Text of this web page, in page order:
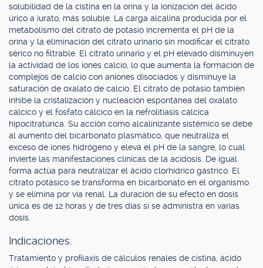
solubilidad de la cistina en la orina y la ionización del ácido
úrico a iurato, más soluble. La carga alcalina producida por el
metabolismo del citrato de potasio incrementa el pH de la
orina y la eliminación del citrato urinario sin modificar el citrato
sérico no filtrable. El citrato urinario y el pH elevado disminuyen
la actividad de los iones calcio, lo que aumenta la formación de
complejos de calcio con aniones disociados y disminuye la
saturación de oxalato de calcio. El citrato de potasio también
inhibe la cristalización y nucleación espontánea del oxalato
cálcico y el fosfato cálcico en la nefrolitiasis cálcica
hipocitratúrica. Su acción como alcalinizante sistémico se debe
al aumento del bicarbonato plasmático, que neutraliza el
exceso de iones hidrógeno y eleva el pH de la sangre, lo cual
invierte las manifestaciones clínicas de la acidosis. De igual
forma actúa para neutralizar el ácido clorhídrico gástrico. El
citrato potásico se transforma en bicarbonato en el organismo
y se elimina por vía renal. La duración de su efecto en dosis
única es de 12 horas y de tres días si se administra en varias
dosis.
Indicaciones.
Tratamiento y profilaxis de cálculos renales de cistina, ácido